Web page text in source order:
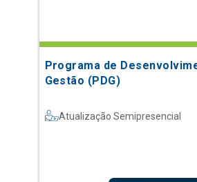
Programa de
Gestão (PDG)
Atualização Semipresencial